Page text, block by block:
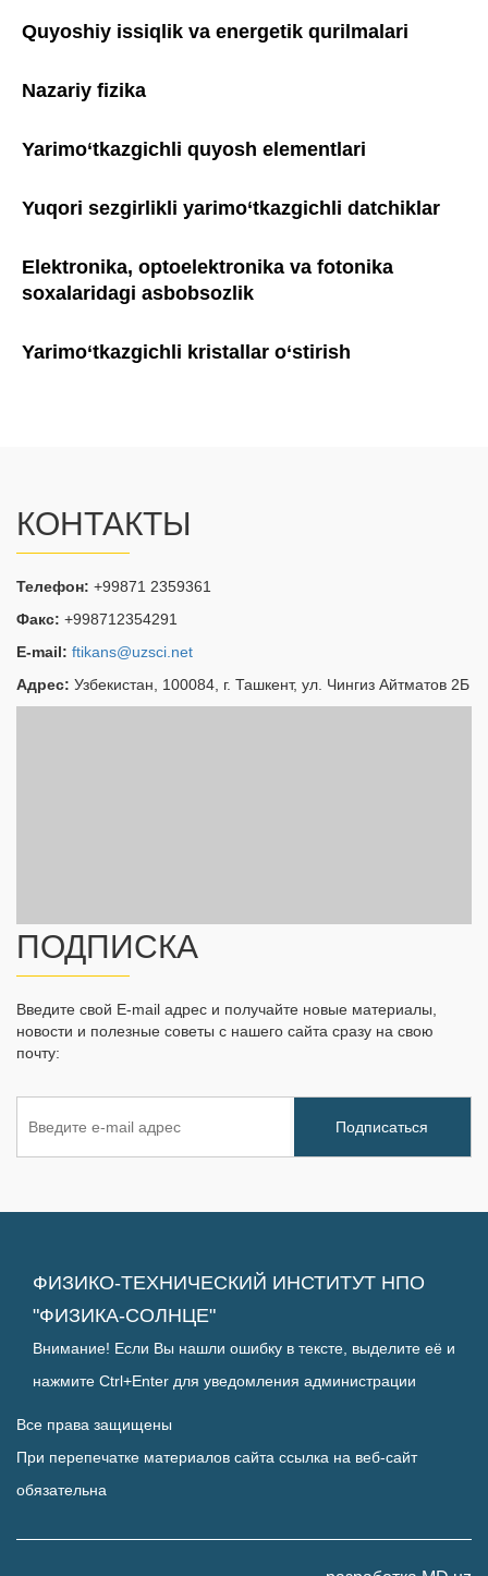
Quyoshiy issiqlik va energetik qurilmalari
Nazariy fizika
Yarimo‘tkazgichli quyosh elementlari
Yuqori sezgirlikli yarimo‘tkazgichli datchiklar
Elektronika, optoelektronika va fotonika
soxalaridagi asbobsozlik
Yarimo‘tkazgichli kristallar o‘stirish
КОНТАКТЫ
Телефон: +99871 2359361
Факс: +998712354291
E-mail: ftikans@uzsci.net
Адрес: Узбекистан, 100084, г. Ташкент, ул. Чингиз Айтматов 2Б
ПОДПИСКА
Введите свой E-mail адрес и получайте новые материалы,
новости и полезные советы с нашего сайта сразу на свою
почту:
ФИЗИКО-ТЕХНИЧЕСКИЙ ИНСТИТУТ НПО
"ФИЗИКА-СОЛНЦЕ"
Внимание! Если Вы нашли ошибку в тексте, выделите её и
нажмите Ctrl+Enter для уведомления администрации
Все права защищены
При перепечатке материалов сайта ссылка на веб-сайт
обязательна